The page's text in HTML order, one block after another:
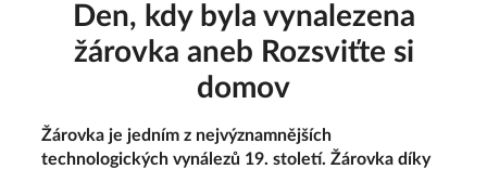
Den, kdy byla vynalezena
žárovka aneb Rozsviťte si
domov
Žárovka je jedním z nejvýznamnějších
technologických vynálezů 19. století. Žárovka díky